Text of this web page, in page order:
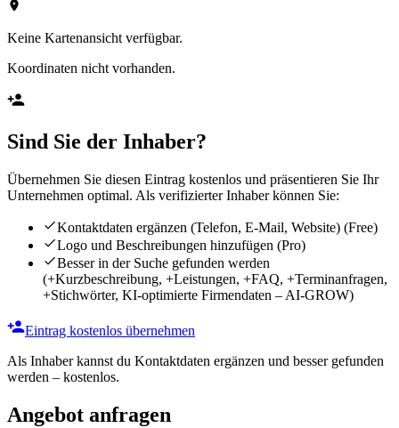
Keine Kartenansicht verfügbar.
Koordinaten nicht vorhanden.
Sind Sie der Inhaber?
Übernehmen Sie diesen Eintrag kostenlos und präsentieren Sie Ihr
Unternehmen optimal. Als verifizierter Inhaber können Sie:
Kontaktdaten ergänzen (Telefon, E-Mail, Website) (Free)
Logo und Beschreibungen hinzufügen (Pro)
Besser in der Suche gefunden werden
(+Kurzbeschreibung, +Leistungen, +FAQ, +Terminanfragen,
+Stichwörter, KI-optimierte Firmendaten – AI-GROW)
Eintrag kostenlos übernehmen
Als Inhaber kannst du Kontaktdaten ergänzen und besser gefunden
werden – kostenlos.
Angebot anfragen